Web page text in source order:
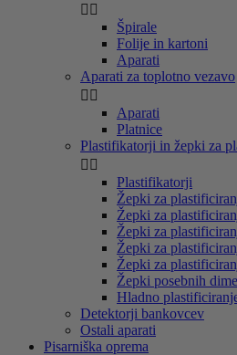
 
Špirale
Folije in kartoni
Aparati
Aparati za toplotno vezavo
 
Aparati
Platnice
Plastifikatorji in žepki za
 
Plastifikatorji
Žepki za
Žepki za
Žepki za
Žepki za
Žepki za
Žepki posebnih
Hladno
Detektorji bankovcev
Ostali aparati
Pisarniška oprema